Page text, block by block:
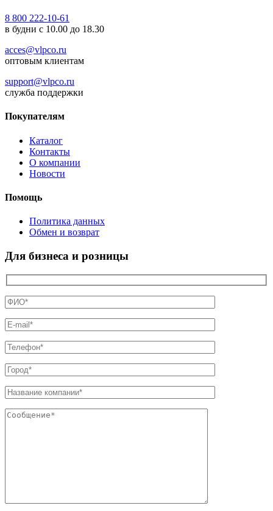
8 800 222-10-61
в будни с 10.00 до 18.30
acces@vlpco.ru
оптовым клиентам
support@vlpco.ru
служба поддержки
Покупателям
Каталог
Контакты
О компании
Новости
Помощь
Политика данных
Обмен и возврат
Для бизнеса и розницы